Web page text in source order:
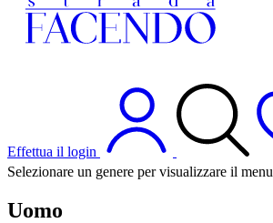
Effettua il login
Selezionare un genere per visualizzare il menu
Uomo